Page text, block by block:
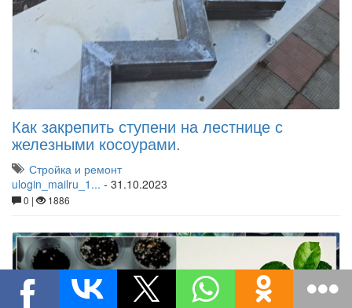
Как закрепить ступени на лестнице с
железными косоурами.
Стройка и ремонт
ulogin_mailru_1... - 31.10.2023
0 | 1886